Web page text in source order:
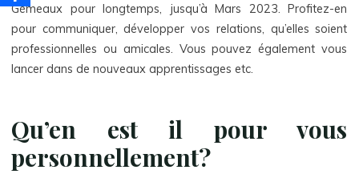
Gémeaux pour longtemps, jusqu’à Mars 2023. Profitez-en
pour communiquer, développer vos relations, qu’elles soient
professionnelles ou amicales. Vous pouvez également vous
lancer dans de nouveaux apprentissages etc.
Qu’en est il pour vous
personnellement?